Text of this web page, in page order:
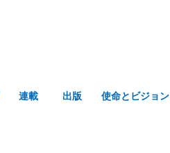
連載 出版 使命とビジョン